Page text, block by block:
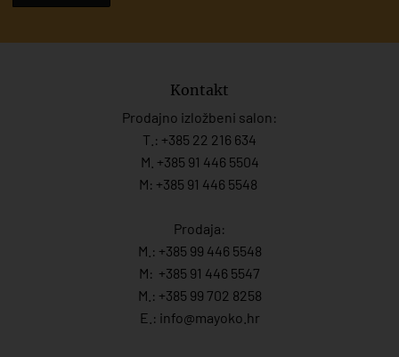
Kontakt
Prodajno izložbeni salon:
T.: +385 22 216 634
M. +385 91 446 5504
M: +385 91 446 5548
Prodaja:
M.: +385 99 446 5548
M: +385 91 446 5547
M.: +385 99 702 8258
E.: info@mayoko. hr